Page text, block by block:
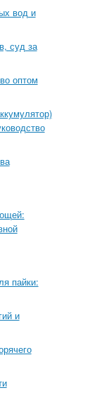
вод и
суд за
оптом
пайки:
и